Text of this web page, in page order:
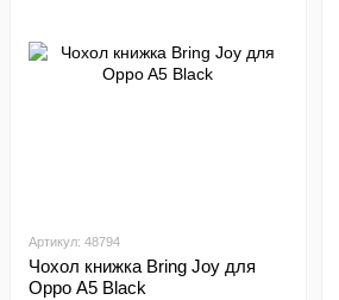
Артикул: 48794
Чохол книжка Bring Joy для
Oppo A5 Black